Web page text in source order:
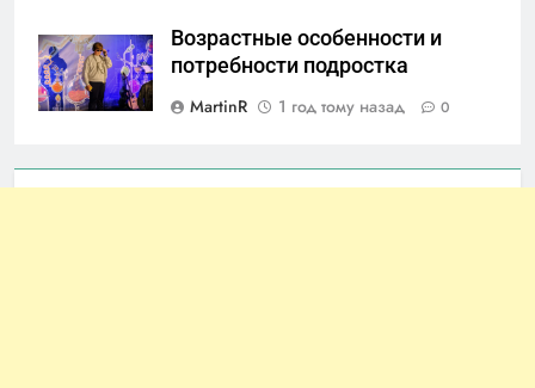
Возрастные особенности и
потребности подростка
MartinR
1 год тому назад 0